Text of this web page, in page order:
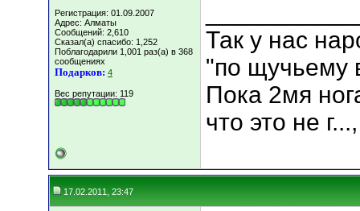
Регистрация: 01.09.2007
Адрес: Алматы
Сообщений: 2,610
Сказал(а) спасибо: 1,252
Поблагодарили 1,001 раз(а) в 368
сообщениях
Подарков: 4
Вес репутации: 119
Так у нас
"по щучьему
Пока 2мя
что это не
17.02.2011, 23:47